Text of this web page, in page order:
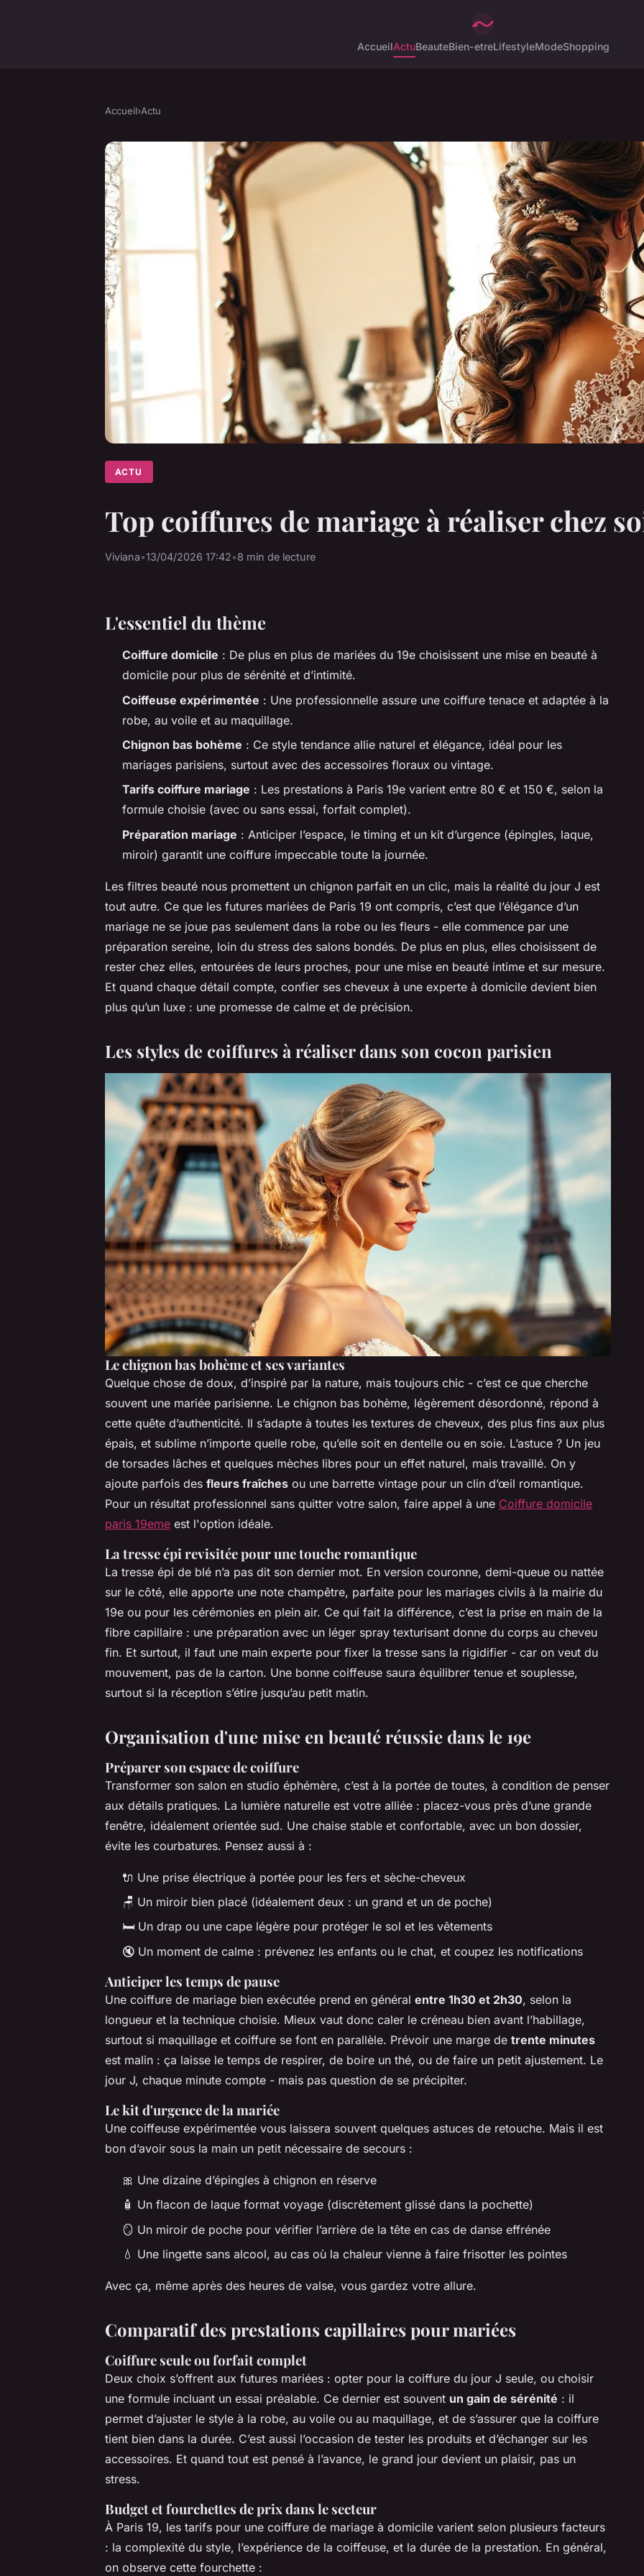
AccueilActuBeauteBien-etreLifestyleModeShopping
Accueil›Actu
ACTU
Top coiffures de mariage à réaliser chez
Viviana•13/04/2026 17:42•8 min de lecture
L'essentiel du thème
Coiffure domicile : De plus en plus de mariées du 19e choisissent une mise en beauté à
domicile pour plus de sérénité et d’intimité.
Coiffeuse expérimentée : Une professionnelle assure une coiffure tenace et adaptée à la
robe, au voile et au maquillage.
Chignon bas bohème : Ce style tendance allie naturel et élégance, idéal pour les
mariages parisiens, surtout avec des accessoires floraux ou vintage.
Tarifs coiffure mariage : Les prestations à Paris 19e varient entre 80 € et 150 €, selon la
formule choisie (avec ou sans essai, forfait complet).
Préparation mariage : Anticiper l’espace, le timing et un kit d’urgence (épingles, laque,
miroir) garantit une coiffure impeccable toute la journée.
Les filtres beauté nous promettent un chignon parfait en un clic, mais la réalité du jour J est
tout autre. Ce que les futures mariées de Paris 19 ont compris, c’est que l’élégance d’un
mariage ne se joue pas seulement dans la robe ou les fleurs - elle commence par une
préparation sereine, loin du stress des salons bondés. De plus en plus, elles choisissent de
rester chez elles, entourées de leurs proches, pour une mise en beauté intime et sur mesure.
Et quand chaque détail compte, confier ses cheveux à une experte à domicile devient bien
plus qu’un luxe : une promesse de calme et de précision.
Les styles de coiffures à réaliser dans son cocon parisien
Le chignon bas bohème et ses variantes
Quelque chose de doux, d’inspiré par la nature, mais toujours chic - c’est ce que cherche
souvent une mariée parisienne. Le chignon bas bohème, légèrement désordonné, répond à
cette quête d’authenticité. Il s’adapte à toutes les textures de cheveux, des plus fins aux plus
épais, et sublime n’importe quelle robe, qu’elle soit en dentelle ou en soie. L’astuce ? Un jeu
de torsades lâches et quelques mèches libres pour un effet naturel, mais travaillé. On y
ajoute parfois des fleurs fraîches ou une barrette vintage pour un clin d’œil romantique.
Pour un résultat professionnel sans quitter votre salon, faire appel à une Coiffure domicile
paris 19eme est l'option idéale.
La tresse épi revisitée pour une touche romantique
La tresse épi de blé n’a pas dit son dernier mot. En version couronne, demi-queue ou nattée
sur le côté, elle apporte une note champêtre, parfaite pour les mariages civils à la mairie du
19e ou pour les cérémonies en plein air. Ce qui fait la différence, c’est la prise en main de la
fibre capillaire : une préparation avec un léger spray texturisant donne du corps au cheveu
fin. Et surtout, il faut une main experte pour fixer la tresse sans la rigidifier - car on veut du
mouvement, pas de la carton. Une bonne coiffeuse saura équilibrer tenue et souplesse,
surtout si la réception s’étire jusqu’au petit matin.
Organisation d'une mise en beauté réussie dans le 19e
Préparer son espace de coiffure
Transformer son salon en studio éphémère, c’est à la portée de toutes, à condition de penser
aux détails pratiques. La lumière naturelle est votre alliée : placez-vous près d’une grande
fenêtre, idéalement orientée sud. Une chaise stable et confortable, avec un bon dossier,
évite les courbatures. Pensez aussi à :
🔌 Une prise électrique à portée pour les fers et sèche-cheveux
🪑 Un miroir bien placé (idéalement deux : un grand et un de poche)
🛏 Un drap ou une cape légère pour protéger le sol et les vêtements
🔇 Un moment de calme : prévenez les enfants ou le chat, et coupez les notifications
Anticiper les temps de pause
Une coiffure de mariage bien exécutée prend en général entre 1h30 et 2h30, selon la
longueur et la technique choisie. Mieux vaut donc caler le créneau bien avant l’habillage,
surtout si maquillage et coiffure se font en parallèle. Prévoir une marge de trente minutes
est malin : ça laisse le temps de respirer, de boire un thé, ou de faire un petit ajustement. Le
jour J, chaque minute compte - mais pas question de se précipiter.
Le kit d'urgence de la mariée
Une coiffeuse expérimentée vous laissera souvent quelques astuces de retouche. Mais il est
bon d’avoir sous la main un petit nécessaire de secours :
🎀 Une dizaine d’épingles à chignon en réserve
🧴 Un flacon de laque format voyage (discrètement glissé dans la pochette)
🪞 Un miroir de poche pour vérifier l’arrière de la tête en cas de danse effrénée
💧 Une lingette sans alcool, au cas où la chaleur vienne à faire frisotter les pointes
Avec ça, même après des heures de valse, vous gardez votre allure.
Comparatif des prestations capillaires pour mariées
Coiffure seule ou forfait complet
Deux choix s’offrent aux futures mariées : opter pour la coiffure du jour J seule, ou choisir
une formule incluant un essai préalable. Ce dernier est souvent un gain de sérénité : il
permet d’ajuster le style à la robe, au voile ou au maquillage, et de s’assurer que la coiffure
tient bien dans la durée. C’est aussi l’occasion de tester les produits et d’échanger sur les
accessoires. Et quand tout est pensé à l’avance, le grand jour devient un plaisir, pas un
stress.
Budget et fourchettes de prix dans le secteur
À Paris 19, les tarifs pour une coiffure de mariage à domicile varient selon plusieurs facteurs
: la complexité du style, l’expérience de la coiffeuse, et la durée de la prestation. En général,
on observe cette fourchette :